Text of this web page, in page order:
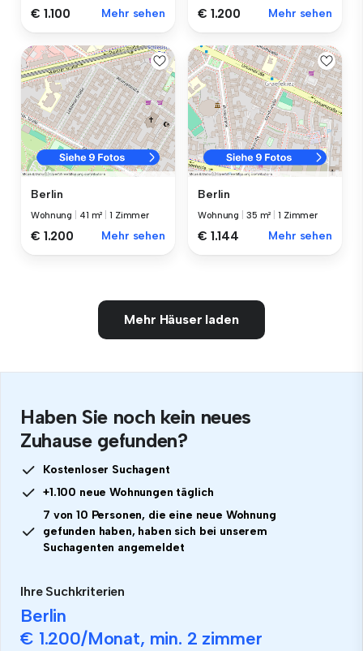
€ 1.100 Mehr sehen € 1.200 Mehr sehen
Berlin
Wohnung 41 m² |1 Zimmer
€ 1.200 Mehr sehen
Berlin
Wohnung 35 m² |1 Zimmer
€ 1.144 Mehr sehen
Mehr Häuser laden
Haben Sie noch kein neues
Zuhause gefunden?
Kostenloser Suchagent
+1.100 neue Wohnungen täglich
7 von 10 Personen, die eine neue Wohnung
gefunden haben, haben sich bei unserem
Suchagenten angemeldet
Ihre Suchkriterien
Berlin
€ 1.200/Monat, min. 2 zimmer